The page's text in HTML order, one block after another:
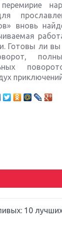
вновь
Готовы ли вы
мая:
нельзя ругать
10